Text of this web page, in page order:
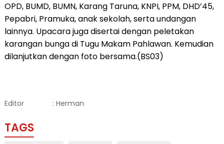
OPD, BUMD, BUMN, Karang Taruna, KNPI, PPM, DHD’45,
Pepabri, Pramuka, anak sekolah, serta undangan
lainnya. Upacara juga disertai dengan peletakan
karangan bunga di Tugu Makam Pahlawan. Kemudian
dilanjutkan dengan foto bersama.(BS03)
Editor : Herman
TAGS